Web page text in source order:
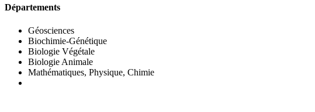
Départements
Géosciences
Biochimie-Génétique
Biologie Végétale
Biologie Animale
Mathématiques, Physique, Chimie